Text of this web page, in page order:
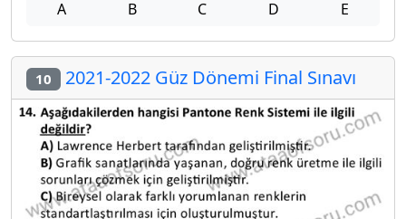
A B C D E
10 2021-2022 Güz Dönemi Final Sınavı